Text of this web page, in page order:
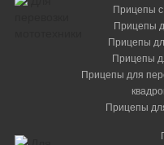
Прицепы
Прицепы
Прицепы
Прицепы
Прицепы для
Прицепы